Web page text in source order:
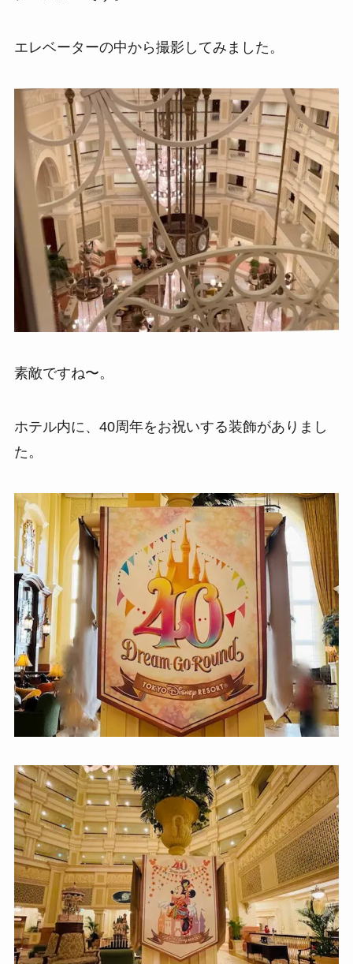
エレベーターの中から撮影してみました。
素敵ですね〜。
ホテル内に、40周年をお祝いする装飾がありまし
た。